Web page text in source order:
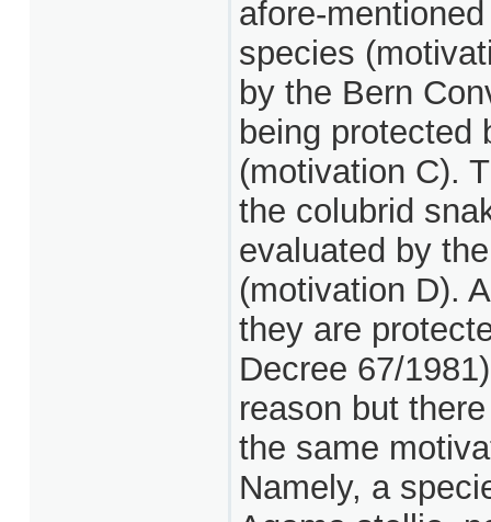
afore-
species
by the Bern
being protected
(motivation C).
the colubrid
evaluated by
(motivation D).
they are
Decree 67/
reason but
the same
Namely, a